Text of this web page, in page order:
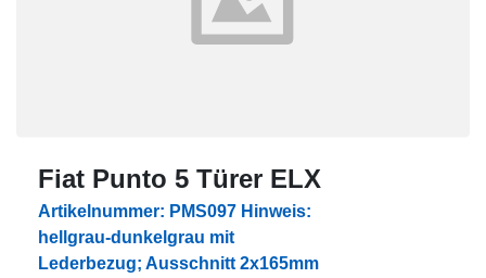
Fiat Punto 5 Türer ELX
Artikelnummer: PMS097 Hinweis:
hellgrau-dunkelgrau mit
Lederbezug; Ausschnitt 2x165mm